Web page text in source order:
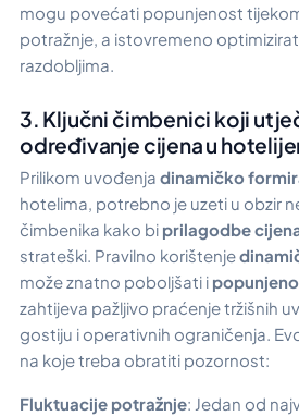
mogu povećati popunjenost
potražnje, a istovremeno
razdobljima.
3. Ključni čimbenici koji
određivanje cijena u
Prilikom uvođenja dinamičko
hotelima, potrebno je uzeti u obzir
čimbenika kako bi prilagodbe
strateški. Pravilno korištenje
može znatno poboljšati i
zahtijeva pažljivo praćenje tržišnih
gostiju i operativnih ograničenja.
na koje treba obratiti pozornost:
Fluktuacije potražnje: Jedan od